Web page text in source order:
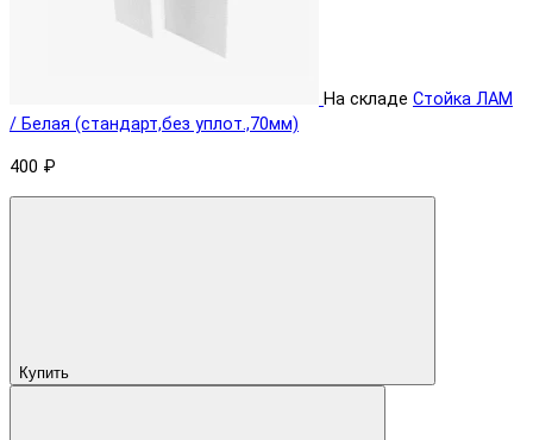
На складе Стойка ЛАМ
/ Белая (стандарт,без уплот.,70мм)
400 ₽
Купить